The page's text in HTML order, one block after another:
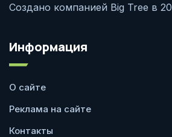
Создано компанией Big Tree в
Информация
О сайте
Реклама на сайте
Контакты